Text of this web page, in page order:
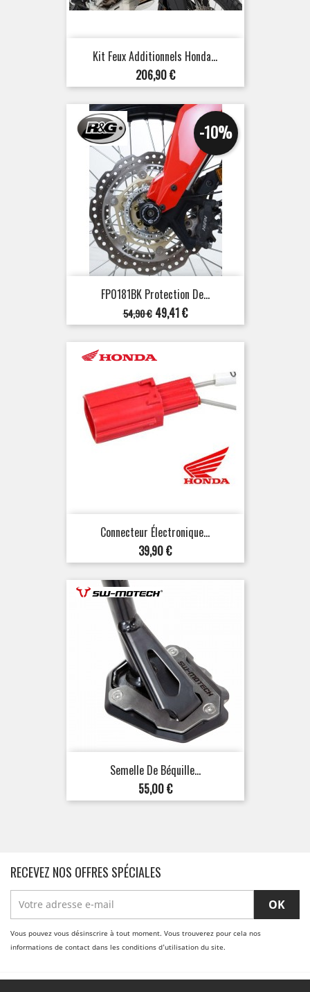
Kit Feux Additionnels Honda...
Prix
206,90 €
FP0181BK Protection De...
Prix
de
base
54,90 €
-10%
Prix
49,41 €
Connecteur Électronique...
Prix
39,90 €
Semelle De Béquille...
Prix
55,00 €
RECEVEZ NOS OFFRES SPÉCIALES
Vous pouvez vous désinscrire à tout moment. Vous trouverez pour cela nos
informations de contact dans les conditions d'utilisation du site.